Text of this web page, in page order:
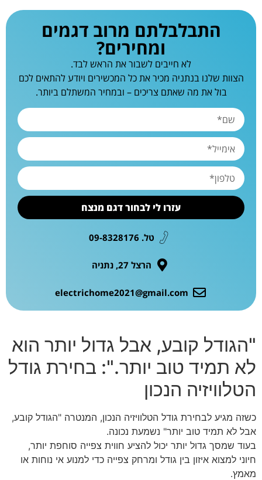
התבלבלתם מרוב דגמים
ומחירים?
לא חייבים לשבור את הראש לבד.
הצוות שלנו בנתניה מכיר את כל המכשירים ויודע להתאים לכם
בול את מה שאתם צריכים – ובמחיר המשתלם ביותר.
עזרו לי לבחור דגם מנצח
טל. 09-8328176
הרצל 27, נתניה
electrichome2021@gmail.com
"הגודל קובע, אבל גדול יותר הוא
לא תמיד טוב יותר.": בחירת גודל
הטלוויזיה הנכון
כשזה מגיע לבחירת גודל הטלוויזיה הנכון, המנטרה "הגודל קובע,
אבל לא תמיד טוב יותר" נשמעת נכונה.
בעוד שמסך גדול יותר יכול להציע חווית צפייה סוחפת יותר,
חיוני למצוא איזון בין גודל ומרחק צפייה כדי למנוע אי נוחות או
מאמץ.